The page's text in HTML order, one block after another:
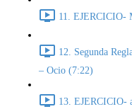
11. EJERCICIO-
12. Segunda
– Ocio (7:22)
13. EJERCICIO-